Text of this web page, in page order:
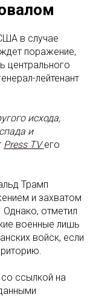
в случае
поражение,
центрального
лейтенант
исхода,
и
Press TV его
Трамп
и захватом
отметил
военные лишь
войск, если
ссылкой на